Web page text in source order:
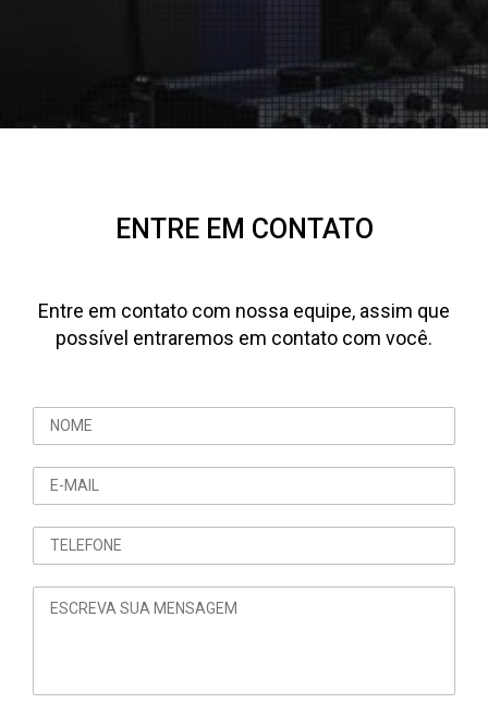
ENTRE EM CONTATO
Entre em contato com nossa equipe, assim que
possível entraremos em contato com você.